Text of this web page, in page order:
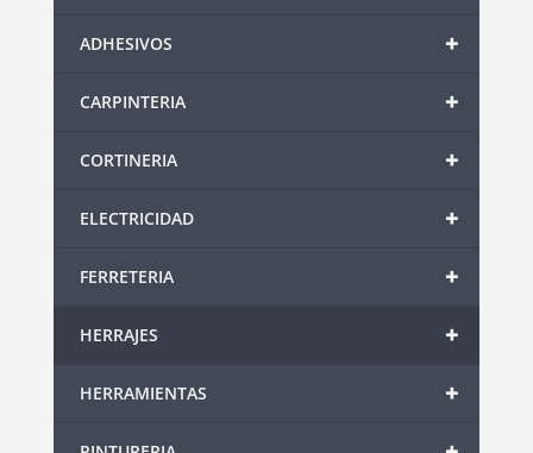
+
ADHESIVOS
+
CARPINTERIA
+
CORTINERIA
+
ELECTRICIDAD
+
FERRETERIA
+
HERRAJES
+
HERRAMIENTAS